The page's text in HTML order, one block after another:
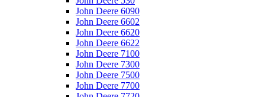
John Deere 6090
John Deere 6602
John Deere 6620
John Deere 6622
John Deere 7100
John Deere 7300
John Deere 7500
John Deere 7700